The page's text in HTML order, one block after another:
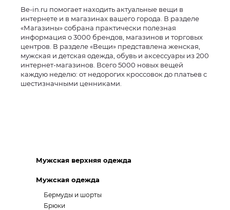
Be-in.ru помогает находить актуальные вещи в
интернете и в магазинах вашего города. В разделе
«Магазины» собрана практически полезная
информация о 3000 брендов, магазинов и торговых
центров. В разделе «Вещи» представлена женская,
мужская и детская одежда, обувь и аксессуары из 200
интернет-магазинов. Всего 5000 новых вещей
каждую неделю: от недорогих кроссовок до платьев с
шестизначными ценниками.
Мужская верхняя одежда
Мужская одежда
Бермуды и шорты
Брюки